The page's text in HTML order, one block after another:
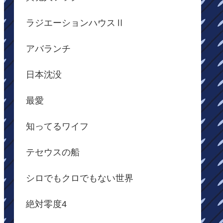
ラジエーションハウスⅡ
アバランチ
日本沈没
最愛
知ってるワイフ
テセウスの船
シロでもクロでもない世界
絶対零度4